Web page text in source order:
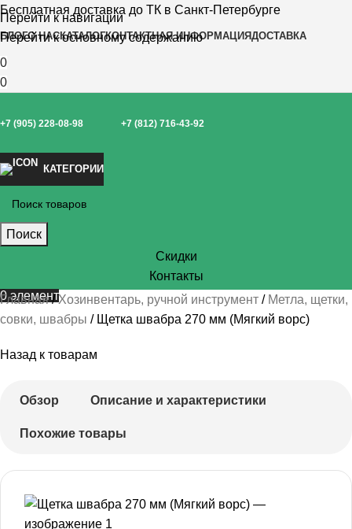
Перейти к навигации
Перейти к основному содержанию
Бесплатная доставка до ТК в Санкт-Петербурге
БЛОГО НАСКАТАЛОГКОНТАКТНАЯ ИНФОРМАЦИЯДОСТАВКА
0
0
+7 (905) 228-08-98 +7 (812) 716-43-92
КАТЕГОРИИ
Поиск
Скидки
Контакты
0элемент
Главная Хозинвентарь, ручной инструмент
Метла, щетки,
совки, швабры
Щетка швабра 270 мм (Мягкий ворс)
Назад к товарам
Обзор Описание и характеристики
Похожие товары